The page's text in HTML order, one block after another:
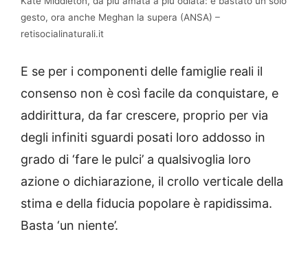
gesto, ora anche Meghan la supera (ANSA) –
retisocialinaturali.it
E se per i componenti delle famiglie reali il
consenso non è così facile da conquistare, e
addirittura, da far crescere, proprio per via
degli infiniti sguardi posati loro addosso in
grado di ‘fare le pulci’ a qualsivoglia loro
azione o dichiarazione, il crollo verticale della
stima e della fiducia popolare è rapidissima.
Basta ‘un niente’.